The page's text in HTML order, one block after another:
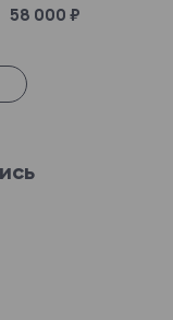
58 000 ₽